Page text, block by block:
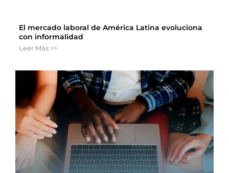
El mercado laboral de América Latina evoluciona
con informalidad
Leer Más >>